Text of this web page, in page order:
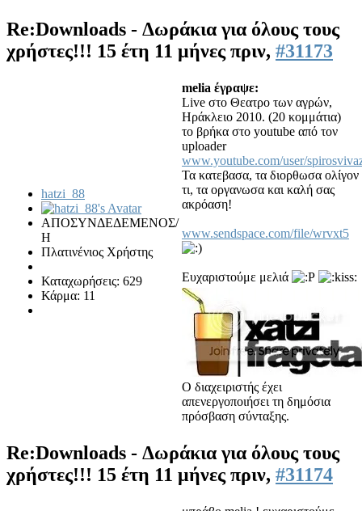
Re:Downloads - Δωράκια για όλους τους
χρήστες!!! 15 έτη 11 μήνες πριν, #31173
hatzi_88
ΑΠΟΣΥΝΔΕΔΕΜΕΝΟΣ/
Η
Πλατινένιος Χρήστης
Καταχωρήσεις: 629
Κάρμα: 11
melia έγραψε:
Live στο Θεατρο των αγρών,
Ηράκλειο 2010. (20 κομμάτια)
το βρήκα στο youtube από τον
uploader
www.youtube.com/user/
Τα κατεβασα, τα διορθωσα ολίγον
τι, τα οργανωσα και καλή σας
ακρόαση!
www.sendspace.com/file/wrvxt5
Ευχαριστούμε μελιά
Ο διαχειριστής έχει
απενεργοποιήσει τη δημόσια
πρόσβαση σύνταξης.
Re:Downloads - Δωράκια για όλους τους
χρήστες!!! 15 έτη 11 μήνες πριν, #31174